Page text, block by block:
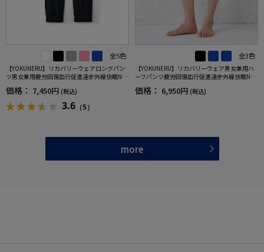
全5色
【YOKUNERU】リカバリーウェアロングパン
ツ男女兼用疲労回復血行促進遠赤外線快眠NA
NOMIX(R)【一般医療機器】SS～LLサイズ
価格： 7,450円 (税込)
3.6 （5）
全3色
【YOKUNERU】リカバリーウェア男女兼用ハ
ーフパンツ疲労回復血行促進遠赤外線快眠NA
NOMIX(R)【一般医療機器】SS～LLサイズ
価格： 6,950円 (税込)
more